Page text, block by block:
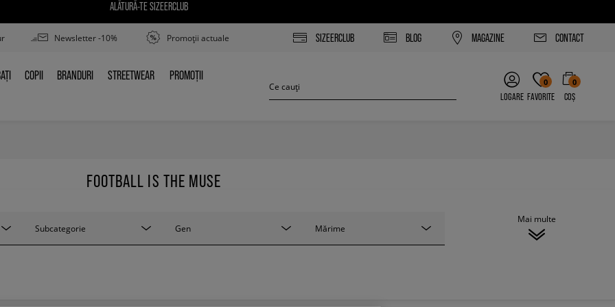
ALĂTURĂ-TE SIZEERCLUB
Newsletter -10% Promoții actuale SIZEERCLUB BLOG MAGAZINE CONTACT
COPII
COPII BRANDURI
BRANDURI STREETWEAR
STREETWEAR PROMOȚII
PROMOȚII
LOGARE
0
FAVORITE
0
COȘ
FOOTBALL IS THE MUSE
Subcategorie Gen Mărime
Mai multe